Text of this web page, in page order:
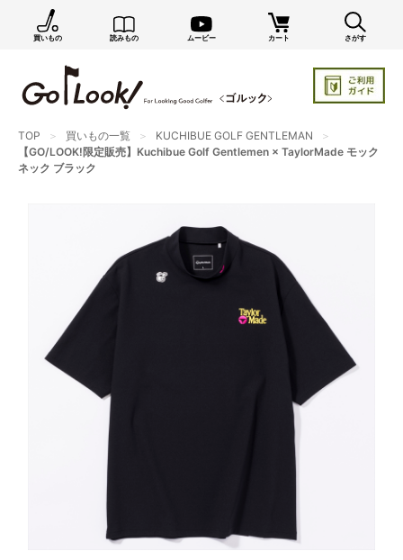
買いもの 読みもの ムービー カート さがす
TOP 買いもの一覧
KUCHIBUE GOLF GENTLEMAN
【GO/LOOK!限定販売】Kuchibue Golf Gentlemen × TaylorMade モック
ネック ブラック
×
GO/LOOK! からのお知らせ（受信設定）
新商品情報や編集部のオススメ、オトクな情報・買い
まだご登録でない方はぜひ！
店長ジャック厳選の新作商品情報をいち早くお届け（メルマガ）
お知らせを受け取る